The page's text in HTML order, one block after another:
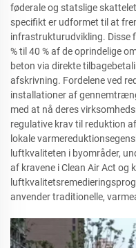
føderale og statslige
specifikt er udformet til at
infrastrukturudvikling. Disse
% til 40 % af de oprindelige
beton via direkte
afskrivning. Fordelene ved
installationer af
med at nå deres
regulative krav til reduktion
lokale
luftkvaliteten i byområder,
af kravene i Clean Air Act og
anvender traditionelle,